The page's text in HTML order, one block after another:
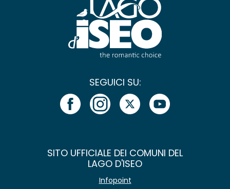
SEGUICI SU:
SITO UFFICIALE DEI COMUNI DEL
LAGO D'ISEO
Infopoint